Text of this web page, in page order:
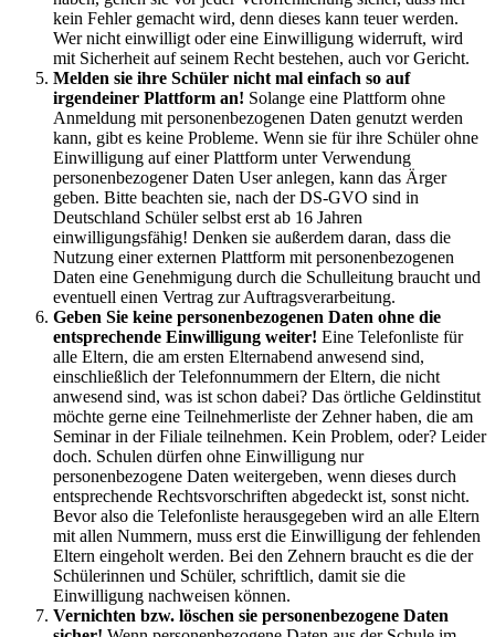
kein Fehler gemacht wird, denn dieses kann teuer werden.
Wer nicht einwilligt oder eine Einwilligung widerruft, wird
mit Sicherheit auf seinem Recht bestehen, auch vor Gericht.
Melden sie ihre Schüler nicht mal einfach so auf
irgendeiner Plattform an! Solange eine Plattform ohne
Anmeldung mit personenbezogenen Daten genutzt werden
kann, gibt es keine Probleme. Wenn sie für ihre Schüler ohne
Einwilligung auf einer Plattform unter Verwendung
personenbezogener Daten User anlegen, kann das Ärger
geben. Bitte beachten sie, nach der DS-GVO sind in
Deutschland Schüler selbst erst ab 16 Jahren
einwilligungsfähig! Denken sie außerdem daran, dass die
Nutzung einer externen Plattform mit personenbezogenen
Daten eine Genehmigung durch die Schulleitung braucht und
eventuell einen Vertrag zur Auftragsverarbeitung.
Geben Sie keine personenbezogenen Daten ohne die
entsprechende Einwilligung weiter! Eine Telefonliste für
alle Eltern, die am ersten Elternabend anwesend sind,
einschließlich der Telefonnummern der Eltern, die nicht
anwesend sind, was ist schon dabei? Das örtliche Geldinstitut
möchte gerne eine Teilnehmerliste der Zehner haben, die am
Seminar in der Filiale teilnehmen. Kein Problem, oder? Leider
doch. Schulen dürfen ohne Einwilligung nur
personenbezogene Daten weitergeben, wenn dieses durch
entsprechende Rechtsvorschriften abgedeckt ist, sonst nicht.
Bevor also die Telefonliste herausgegeben wird an alle Eltern
mit allen Nummern, muss erst die Einwilligung der fehlenden
Eltern eingeholt werden. Bei den Zehnern braucht es die der
Schülerinnen und Schüler, schriftlich, damit sie die
Einwilligung nachweisen können.
Vernichten bzw. löschen sie personenbezogene Daten